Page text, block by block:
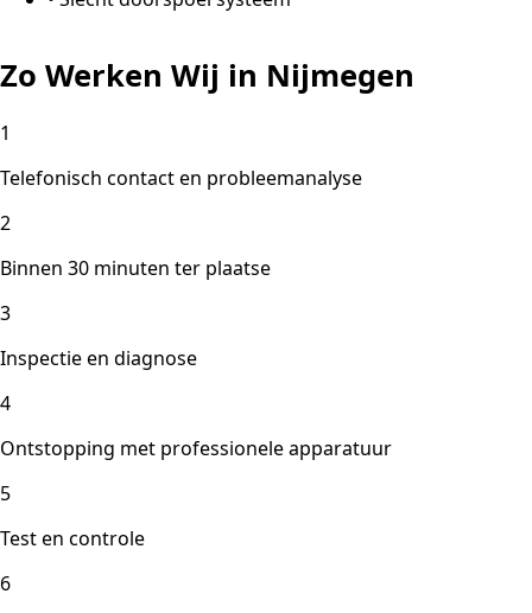
Zo Werken Wij in Nijmegen
1
Telefonisch contact en probleemanalyse
2
Binnen 30 minuten ter plaatse
3
Inspectie en diagnose
4
Ontstopping met professionele apparatuur
5
Test en controle
6